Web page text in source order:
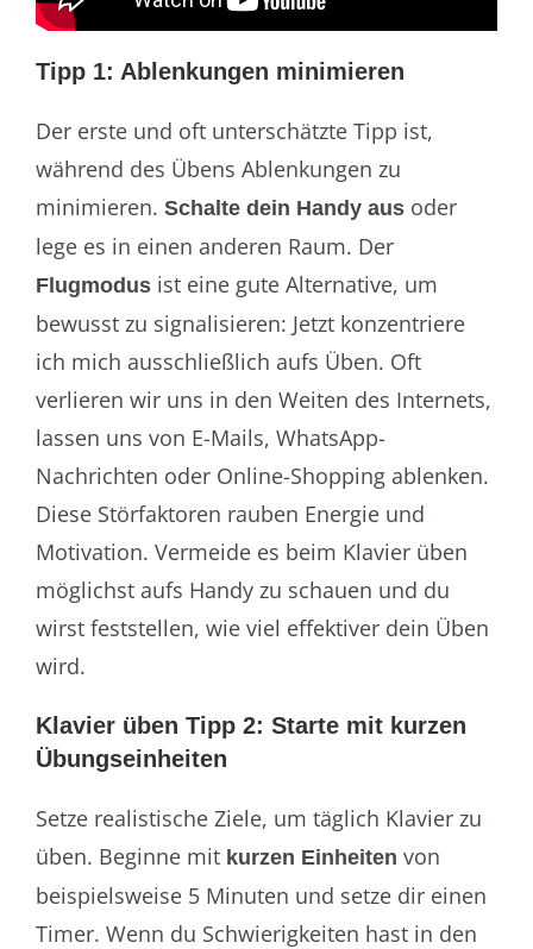
Tipp 1: Ablenkungen minimieren
Der erste und oft unterschätzte Tipp ist,
während des Übens Ablenkungen zu
minimieren. Schalte dein Handy aus oder
lege es in einen anderen Raum. Der
Flugmodus ist eine gute Alternative, um
bewusst zu signalisieren: Jetzt konzentriere
ich mich ausschließlich aufs Üben. Oft
verlieren wir uns in den Weiten des Internets,
lassen uns von E-Mails, WhatsApp-
Nachrichten oder Online-Shopping ablenken.
Diese Störfaktoren rauben Energie und
Motivation. Vermeide es beim Klavier üben
möglichst aufs Handy zu schauen und du
wirst feststellen, wie viel effektiver dein Üben
wird.
Klavier üben Tipp 2: Starte mit kurzen
Übungseinheiten
Setze realistische Ziele, um täglich Klavier zu
üben. Beginne mit kurzen Einheiten von
beispielsweise 5 Minuten und setze dir einen
Timer. Wenn du Schwierigkeiten hast in den